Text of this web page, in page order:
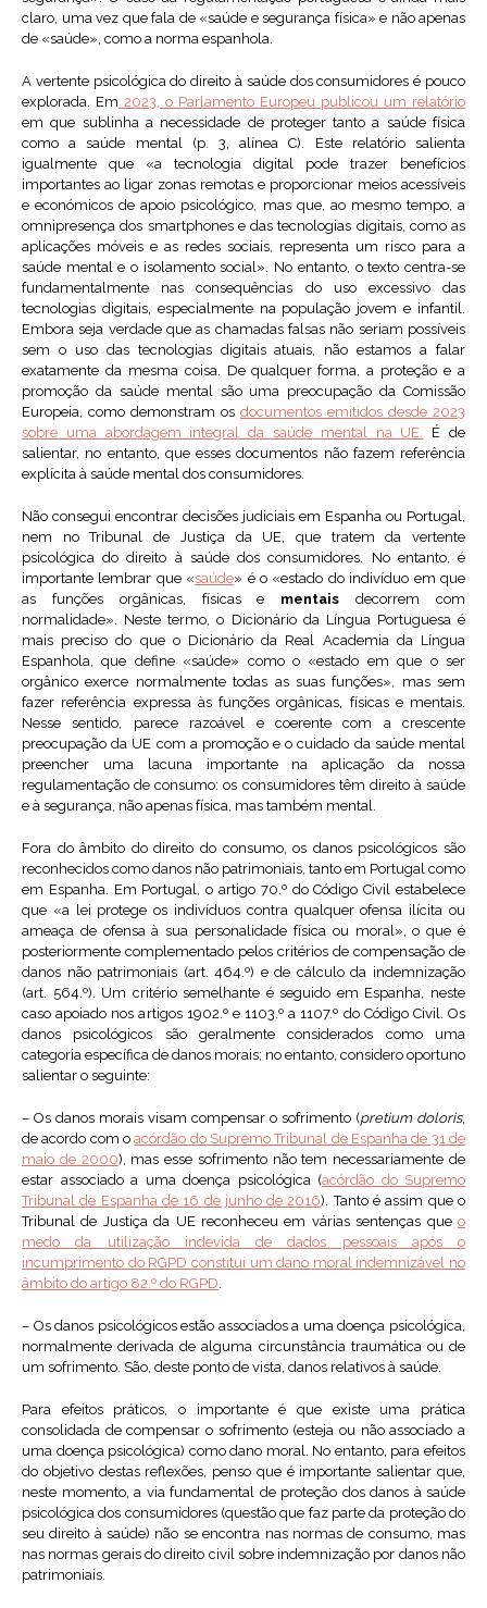
claro, uma vez que fala de «saúde e segurança física» e não apenas
de «saúde», como a norma espanhola.
A vertente psicológica do direito à saúde dos consumidores é pouco
explorada. Em 2023, o Parlamento Europeu publicou um relatório
em que sublinha a necessidade de proteger tanto a saúde física
como a saúde mental (p. 3, alínea C). Este relatório salienta
igualmente que «a tecnologia digital pode trazer benefícios
importantes ao ligar zonas remotas e proporcionar meios acessíveis
e económicos de apoio psicológico, mas que, ao mesmo tempo, a
omnipresença dos smartphones e das tecnologias digitais, como as
aplicações móveis e as redes sociais, representa um risco para a
saúde mental e o isolamento social». No entanto, o texto centra-se
fundamentalmente nas consequências do uso excessivo das
tecnologias digitais, especialmente na população jovem e infantil.
Embora seja verdade que as chamadas falsas não seriam possíveis
sem o uso das tecnologias digitais atuais, não estamos a falar
exatamente da mesma coisa. De qualquer forma, a proteção e a
promoção da saúde mental são uma preocupação da Comissão
Europeia, como demonstram os documentos emitidos desde 2023
sobre uma abordagem integral da saúde mental na UE. É de
salientar, no entanto, que esses documentos não fazem referência
explícita à saúde mental dos consumidores.
Não consegui encontrar decisões judiciais em Espanha ou Portugal,
nem no Tribunal de Justiça da UE, que tratem da vertente
psicológica do direito à saúde dos consumidores. No entanto, é
importante lembrar que «saúde» é o «estado do indivíduo em que
as funções orgânicas, físicas e mentaisdecorrem com
normalidade». Neste termo, o Dicionário da Língua Portuguesa é
mais preciso do que o Dicionário da Real Academia da Língua
Espanhola, que define «saúde» como o «estado em que o ser
orgânico exerce normalmente todas as suas funções», mas sem
fazer referência expressa às funções orgânicas, físicas e mentais.
Nesse sentido, parece razoável e coerente com a crescente
preocupação da UE com a promoção e o cuidado da saúde mental
preencher uma lacuna importante na aplicação da nossa
regulamentação de consumo: os consumidores têm direito à saúde
e à segurança, não apenas física, mas também mental.
Fora do âmbito do direito do consumo, os danos psicológicos são
reconhecidos como danos não patrimoniais, tanto em Portugal como
em Espanha. Em Portugal, o artigo 70.º do Código Civil estabelece
que «a lei protege os indivíduos contra qualquer ofensa ilícita ou
ameaça de ofensa à sua personalidade física ou moral», o que é
posteriormente complementado pelos critérios de compensação de
danos não patrimoniais (art. 464.º) e de cálculo da indemnização
(art. 564.º). Um critério semelhante é seguido em Espanha, neste
caso apoiado nos artigos 1902.º e 1103.º a 1107.º do Código Civil. Os
danos psicológicos são geralmente considerados como uma
categoria específica de danos morais; no entanto, considero oportuno
salientar o seguinte:
– Os danos morais visam compensar o sofrimento (pretium doloris,
de acordo com oacórdão do Supremo Tribunal de Espanha de 31 de
maio de 2000), mas esse sofrimento não tem necessariamente de
estar associado a uma doença psicológica (acórdão do Supremo
Tribunal de Espanha de 16 de junho de 2016). Tanto é assim que o
Tribunal de Justiça da UE reconheceu em várias sentenças que o
medo da utilização indevida de dados pessoais após o
incumprimento do RGPD constitui um dano moral indemnizável no
âmbito do artigo 82.º do RGPD.
– Os danos psicológicos estão associados a uma doença psicológica,
normalmente derivada de alguma circunstância traumática ou de
um sofrimento. São, deste ponto de vista, danos relativos à saúde.
Para efeitos práticos, o importante é que existe uma prática
consolidada de compensar o sofrimento (esteja ou não associado a
uma doença psicológica) como dano moral. No entanto, para efeitos
do objetivo destas reflexões, penso que é importante salientar que,
neste momento, a via fundamental de proteção dos danos à saúde
psicológica dos consumidores (questão que faz parte da proteção do
seu direito à saúde) não se encontra nas normas de consumo, mas
nas normas gerais do direito civil sobre indemnização por danos não
patrimoniais.